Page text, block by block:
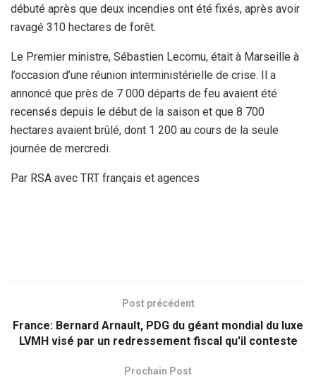
débuté après que deux incendies ont été fixés, après avoir
ravagé 310 hectares de forêt.
Le Premier ministre, Sébastien Lecornu, était à Marseille à
l’occasion d’une réunion interministérielle de crise. Il a
annoncé que près de 7 000 départs de feu avaient été
recensés depuis le début de la saison et que 8 700
hectares avaient brûlé, dont 1 200 au cours de la seule
journée de mercredi.
Par RSA avec TRT français et agences
Post précédent
France: Bernard Arnault, PDG du géant mondial du luxe
LVMH visé par un redressement fiscal qu'il conteste
Prochain Post